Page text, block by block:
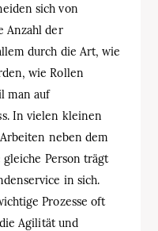
sich von
Anzahl der
durch die Art, wie
wie Rollen
man auf
In vielen kleinen
neben dem
gleiche Person trägt
in sich.
Prozesse oft
Agilität und